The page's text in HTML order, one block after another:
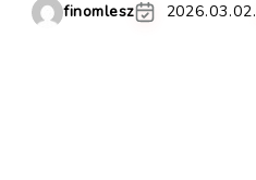
finomlesz 2026.03.02.